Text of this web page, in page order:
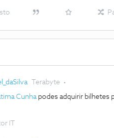
Terabyte
Cunhapodes adquirir bilhetes
IT